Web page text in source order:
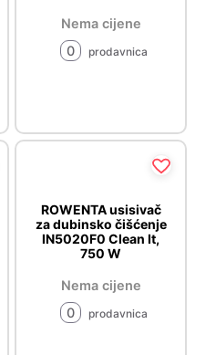
Nema cijene
0
prodavnica
ROWENTA usisivač
za dubinsko čišćenje
IN5020F0 Clean It,
750 W
Nema cijene
0
prodavnica